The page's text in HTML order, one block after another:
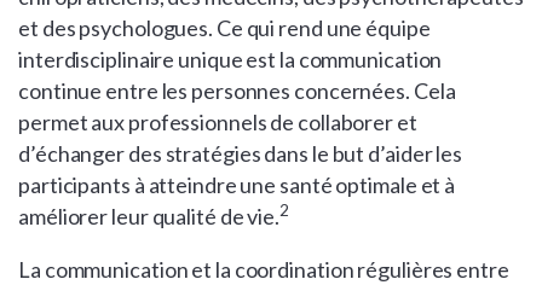
et des psychologues. Ce qui rend une équipe
interdisciplinaire unique est la communication
continue entre les personnes concernées. Cela
permet aux professionnels de collaborer et
d’échanger des stratégies dans le but d’aider les
participants à atteindre une santé optimale et à
améliorer leur qualité de vie.2
La communication et la coordination régulières entre